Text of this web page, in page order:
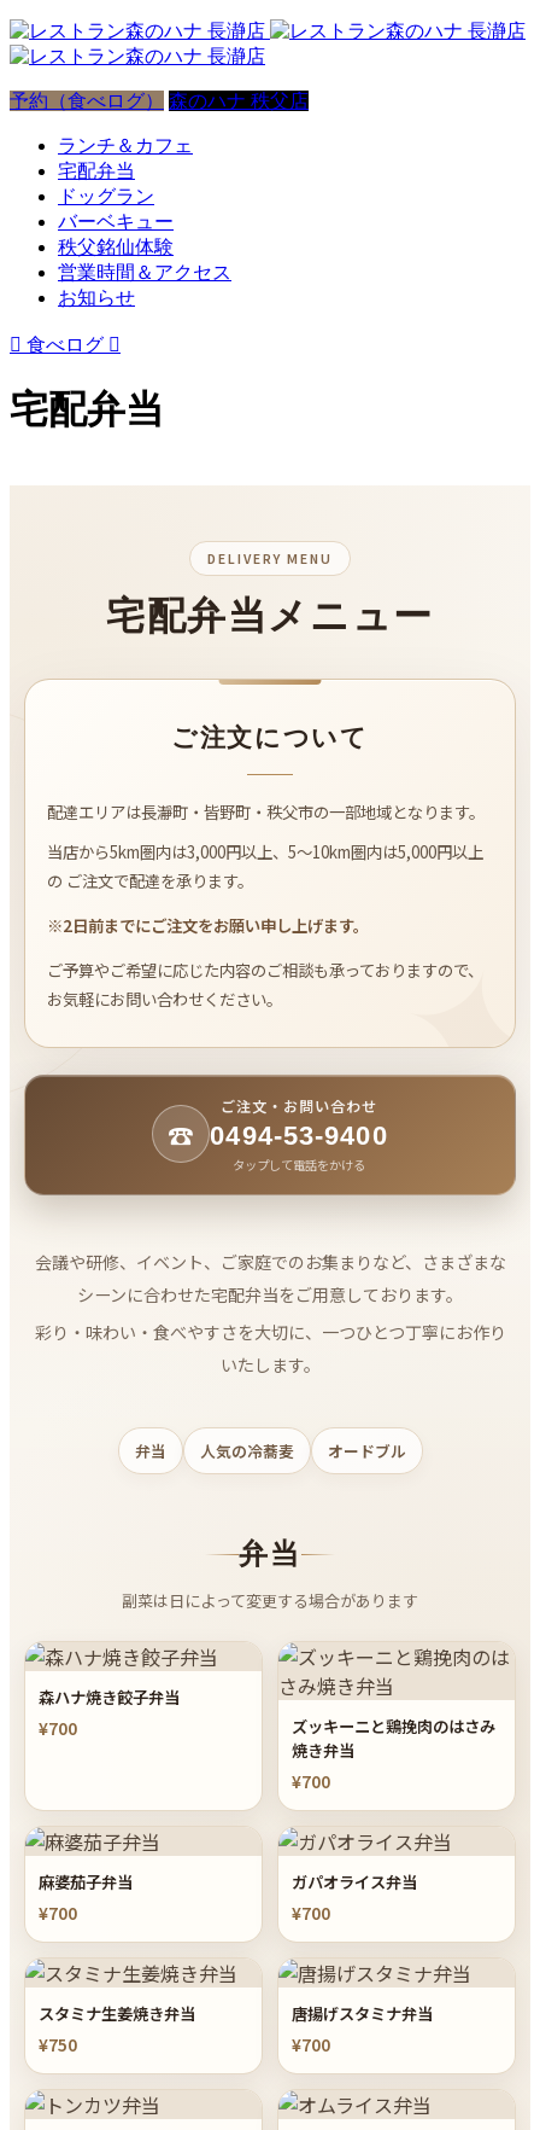
予約（食べログ） 森のハナ 秩父店
ランチ＆カフェ
宅配弁当
ドッグラン
バーベキュー
秩父銘仙体験
営業時間＆アクセス
お知らせ
 食べログ 
宅配弁当
DELIVERY MENU
宅配弁当メニュー
ご注文について
配達エリアは長瀞町・皆野町・秩父市の一部地域となります。
当店から5km圏内は3,000円以上、5～10km圏内は5,000円以上
の ご注文で配達を承ります。
※2日前までにご注文をお願い申し上げます。
ご予算やご希望に応じた内容のご相談も承っておりますので、
お気軽にお問い合わせください。
☎
ご注文・お問い合わせ
0494-53-9400
タップして電話をかける
会議や研修、イベント、ご家庭でのお集まりなど、さまざまな
シーンに合わせた宅配弁当をご用意しております。
彩り・味わい・食べやすさを大切に、一つひとつ丁寧にお作り
いたします。
弁当 人気の冷蕎麦 オードブル
弁当
副菜は日によって変更する場合があります
森ハナ焼き餃子弁当
¥700
ズッキーニと鶏挽肉のはさみ
焼き弁当
¥700
麻婆茄子弁当
¥700
ガパオライス弁当
¥700
スタミナ生姜焼き弁当
¥750
唐揚げスタミナ弁当
¥700